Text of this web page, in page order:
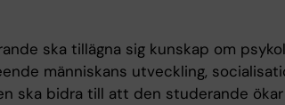
ska tillägna sig kunskap om
människans utveckling,
ska bidra till att den studerande